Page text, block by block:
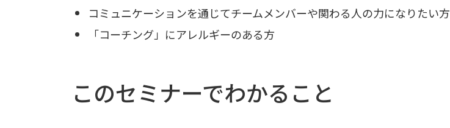
コミュニケーションを通じてチームメンバーや関わる人の力になりたい方
「コーチング」にアレルギーのある方
このセミナーでわかること